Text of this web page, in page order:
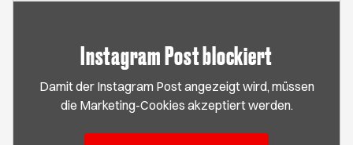
Instagram Post blockiert
Damit der Instagram Post angezeigt wird, müssen
die Marketing-Cookies akzeptiert werden.